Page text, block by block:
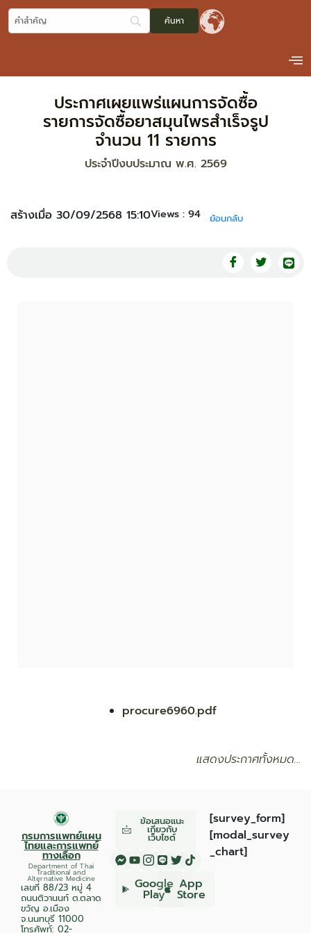
ประกาศเผยแพร่แผนการจัดซื้อ
รายการจัดซื้อยาสมุนไพรสำเร็จรูป
จำนวน 11 รายการ
ประจำปีงบประมาณ พ.ศ. 2569
สร้างเมื่อ 30/09/2568 15:10Views : 94 ย้อนกลับ
procure6960.pdf
แสดงประกาศทั้งหมด…
กรมการแพทย์แผน
ไทยและการแพทย์
ทางเลือก
Department of Thai
Traditional and
Alternative Medicine
เลขที่ 88/23 หมู่ 4
ถนนติวานนท์ ต.ตลาด
ขวัญ อ.เมือง
จ.นนทบุรี 11000
โทรศัพท์: 02-
ข้อเสนอแนะ
เกี่ยวกับ
เว็บไซต์
Google
Play
App
Store
[survey_form]
[modal_survey
_chart]